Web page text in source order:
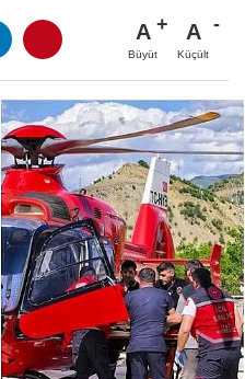
A
Büyüt
A
Küçült